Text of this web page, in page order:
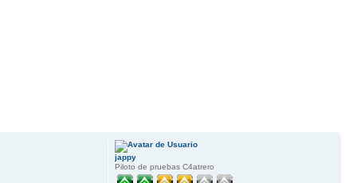
jappy
Piloto de pruebas C4atrero